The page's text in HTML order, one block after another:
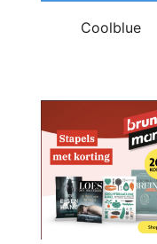
Coolblue